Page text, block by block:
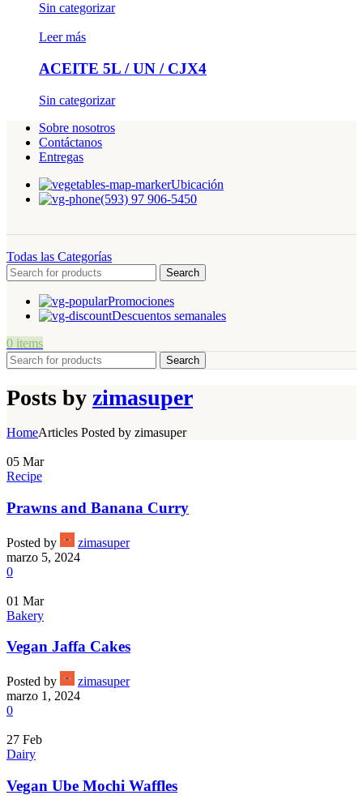
Sin categorizar
Leer más
ACEITE 5L / UN / CJX4
Sin categorizar
Sobre nosotros
Contáctanos
Entregas
Ubicación
(593) 97 906-5450
Todas las Categorías
Search
Promociones
Descuentos semanales
0 items
Search
Posts by zimasuper
HomeArticles Posted by zimasuper
05 Mar
Recipe
Prawns and Banana Curry
Posted by
zimasuper
marzo 5, 2024
0
01 Mar
Bakery
Vegan Jaffa Cakes
Posted by
zimasuper
marzo 1, 2024
0
27 Feb
Dairy
Vegan Ube Mochi Waffles